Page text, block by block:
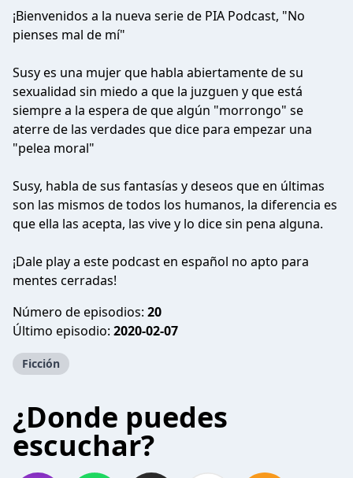
¡Bienvenidos a la nueva serie de PIA Podcast, "No
pienses mal de mí"
Susy es una mujer que habla abiertamente de su
sexualidad sin miedo a que la juzguen y que está
siempre a la espera de que algún "morrongo" se
aterre de las verdades que dice para empezar una
"pelea moral"
Susy, habla de sus fantasías y deseos que en últimas
son las mismos de todos los humanos, la diferencia es
que ella las acepta, las vive y lo dice sin pena alguna.
¡Dale play a este podcast en español no apto para
mentes cerradas!
Número de episodios: 20
Último episodio: 2020-02-07
Ficción
¿Donde puedes
escuchar?